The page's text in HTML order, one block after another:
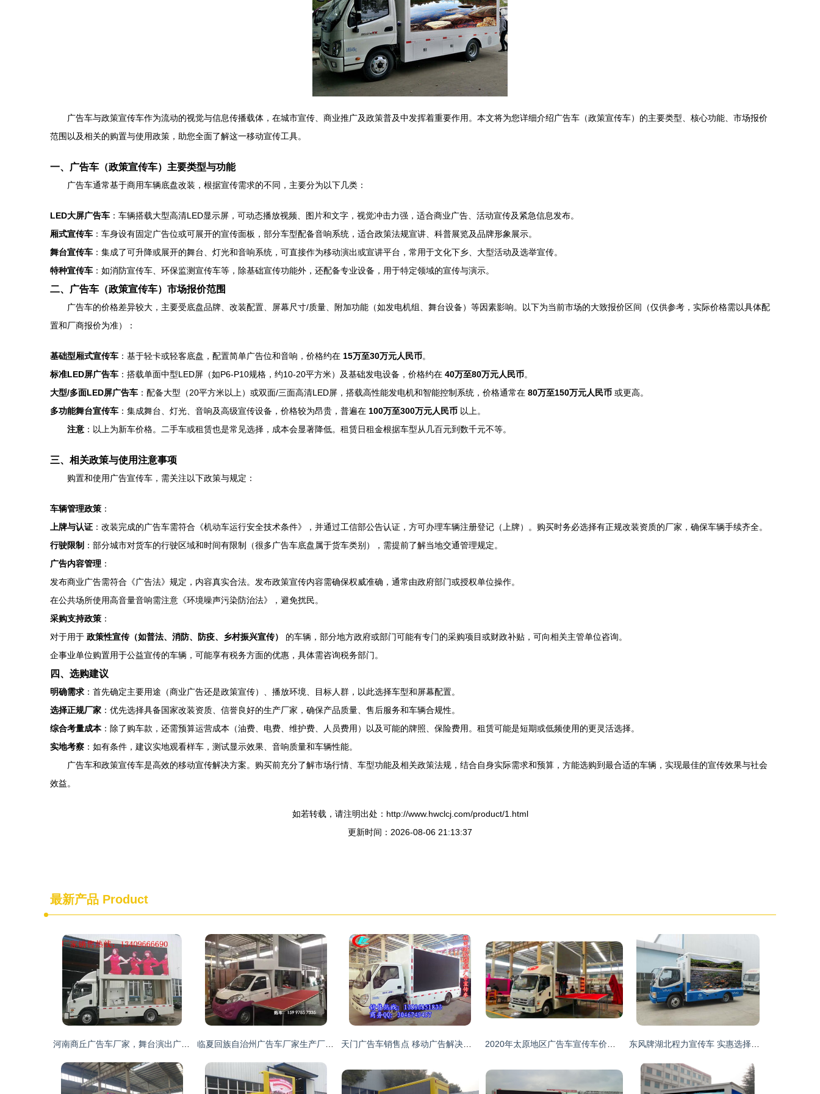
广告车与政策宣传车作为流动的视觉与信息传播载体，在城市宣传、商业推广及政策普及中发挥着重要作用。本文将为您详细介绍广告车（政策宣传车）的主要类型、核心功能、市场报价
范围以及相关的购置与使用政策，助您全面了解这一移动宣传工具。
一、广告车（政策宣传车）主要类型与功能
广告车通常基于商用车辆底盘改装，根据宣传需求的不同，主要分为以下几类：
LED大屏广告车 ：车辆搭载大型高清LED显示屏，可动态播放视频、图片和文字，视觉冲击力强，适合商业广告、活动宣传及紧急信息发布。
厢式宣传车 ：车身设有固定广告位或可展开的宣传面板，部分车型配备音响系统，适合政策法规宣讲、科普展览及品牌形象展示。
舞台宣传车 ：集成了可升降或展开的舞台、灯光和音响系统，可直接作为移动演出或宣讲平台，常用于文化下乡、大型活动及选举宣传。
特种宣传车 ：如消防宣传车、环保监测宣传车等，除基础宣传功能外，还配备专业设备，用于特定领域的宣传与演示。
二、广告车（政策宣传车）市场报价范围
广告车的价格差异较大，主要受底盘品牌、改装配置、屏幕尺寸/质量、附加功能（如发电机组、舞台设备）等因素影响。以下为当前市场的大致报价区间（仅供参考，实际价格需以具体配
置和厂商报价为准）：
基础型厢式宣传车 ：基于轻卡或轻客底盘，配置简单广告位和音响，价格约在 15万至30万元人民币。
标准LED屏广告车 ：搭载单面中型LED屏（如P6-P10规格，约10-20平方米）及基础发电设备，价格约在 40万至80万元人民币。
大型/多面LED屏广告车 ：配备大型（20平方米以上）或双面/三面高清LED屏，搭载高性能发电机和智能控制系统，价格通常在 80万至150万元人民币 或更高。
多功能舞台宣传车 ：集成舞台、灯光、音响及高级宣传设备，价格较为昂贵，普遍在 100万至300万元人民币 以上。
注意 ：以上为新车价格。二手车或租赁也是常见选择，成本会显著降低。租赁日租金根据车型从几百元到数千元不等。
三、相关政策与使用注意事项
购置和使用广告宣传车，需关注以下政策与规定：
车辆管理政策 ：
上牌与认证 ：改装完成的广告车需符合《机动车运行安全技术条件》，并通过工信部公告认证，方可办理车辆注册登记（上牌）。购买时务必选择有正规改装资质的厂家，确保车辆手续齐全。
行驶限制 ：部分城市对货车的行驶区域和时间有限制（很多广告车底盘属于货车类别），需提前了解当地交通管理规定。
广告内容管理 ：
发布商业广告需符合《广告法》规定，内容真实合法。发布政策宣传内容需确保权威准确，通常由政府部门或授权单位操作。
在公共场所使用高音量音响需注意《环境噪声污染防治法》，避免扰民。
采购支持政策 ：
对于用于 政策性宣传（如普法、消防、防疫、乡村振兴宣传）
的车辆，部分地方政府或部门可能有专门的采购项目或财政补贴，可向相关主管单位咨询。
企事业单位购置用于公益宣传的车辆，可能享有税务方面的优惠，具体需咨询税务部门。
四、选购建议
明确需求 ：首先确定主要用途（商业广告还是政策宣传）、播放环境、目标人群，以此选择车型和屏幕配置。
选择正规厂家 ：优先选择具备国家改装资质、信誉良好的生产厂家，确保产品质量、售后服务和车辆合规性。
综合考量成本：除了购车款，还需预算运营成本（油费、电费、维护费、人员费用）以及可能的牌照、保险费用。租赁可能是短期或低频使用的更灵活选择。
实地考察 ：如有条件，建议实地观看样车，测试显示效果、音响质量和车辆性能。
广告车和政策宣传车是高效的移动宣传解决方案。购买前充分了解市场行情、车型功能及相关政策法规，结合自身实际需求和预算，方能选购到最合适的车辆，实现最佳的宣传效果与社会
效益。
如若转载，请注明出处：http://www.hwclcj.com/product/1.html
更新时间：2026-08-06 21:13:37
最新产品 Product